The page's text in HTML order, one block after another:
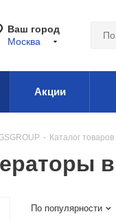
Ваш город
Москва
Акции
- Каталог товаров
По популярности